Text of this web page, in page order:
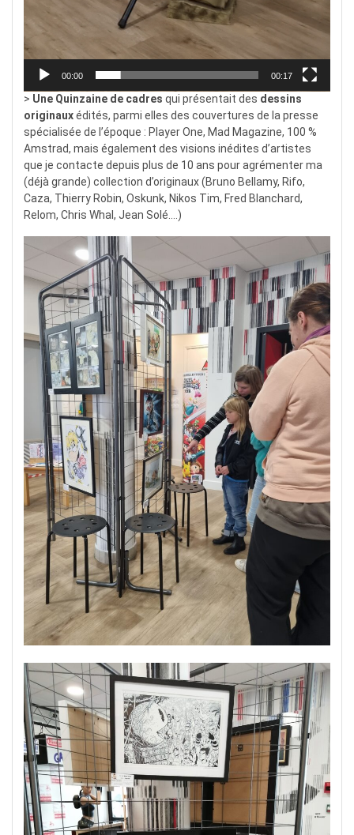
00:00 00:17
> Une Quinzaine de cadres qui présentait des dessins
originauxédités, parmi elles des couvertures de la presse
spécialisée de l’époque : Player One, Mad Magazine, 100 %
Amstrad, mais également des visions inédites d’artistes
que je contacte depuis plus de 10 ans pour agrémenter ma
(déjà grande) collection d’originaux (Bruno Bellamy, Rifo,
Caza, Thierry Robin, Oskunk, Nikos Tim, Fred Blanchard,
Relom, Chris Whal, Jean Solé….)